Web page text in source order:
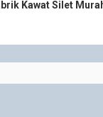
Kawat Silet